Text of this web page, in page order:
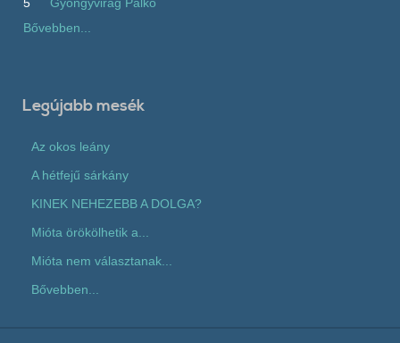
Bővebben...
Legújabb mesék
Az okos leány
A hétfejű sárkány
KINEK NEHEZEBB A DOLGA?
Mióta örökölhetik a...
Mióta nem választanak...
Bővebben...